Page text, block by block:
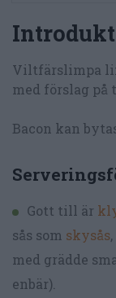
Viltfärslimpa
med förslag på
Bacon kan
Gott till är
sås som skysås,
med grädde
enbär).